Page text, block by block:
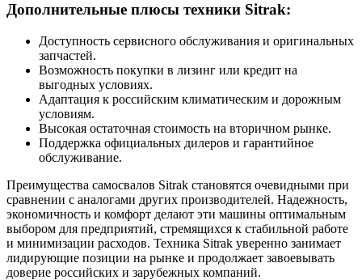
Дополнительные плюсы техники Sitrak:
Доступность сервисного обслуживания и оригинальных
запчастей.
Возможность покупки в лизинг или кредит на
выгодных условиях.
Адаптация к российским климатическим и дорожным
условиям.
Высокая остаточная стоимость на вторичном рынке.
Поддержка официальных дилеров и гарантийное
обслуживание.
Преимущества самосвалов Sitrak становятся очевидными при
сравнении с аналогами других производителей. Надежность,
экономичность и комфорт делают эти машины оптимальным
выбором для предприятий, стремящихся к стабильной работе
и минимизации расходов. Техника Sitrak уверенно занимает
лидирующие позиции на рынке и продолжает завоевывать
доверие российских и зарубежных компаний.